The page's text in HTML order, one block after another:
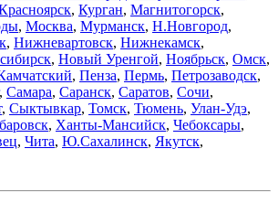
, Курган, Магнитогорск,
, Москва, Мурманск, Н.Новгород,
, Нижневартовск, Нижнекамск,
, Новый Уренгой, Ноябрьск, Омск,
, Пенза, Пермь, Петрозаводск,
, Самара, Саранск, Саратов, Сочи,
, Сыктывкар, Томск, Тюмень, Улан-Удэ,
, Ханты-Мансийск, Чебоксары,
, Чита, Ю.Сахалинск, Якутск,